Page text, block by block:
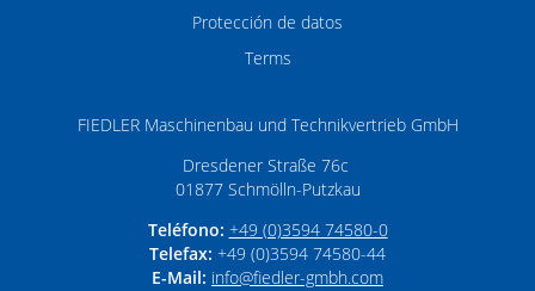
Protección de datos
Terms
FIEDLER Maschinenbau und Technikvertrieb GmbH
Dresdener Straße 76c
01877 Schmölln-Putzkau
Teléfono: +49 (0)3594 74580-0
Telefax: +49 (0)3594 74580-44
E-Mail: info­@­fiedler-gmbh­.­com